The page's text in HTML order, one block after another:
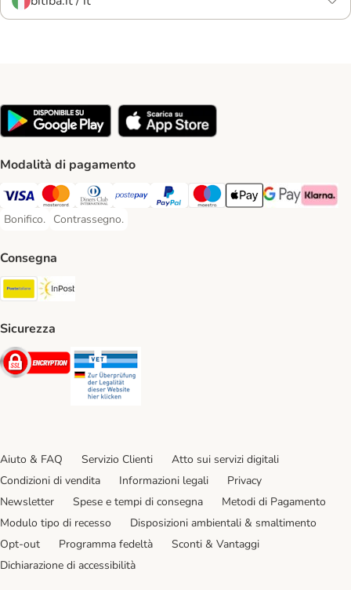
Modalità di pagamento
Visa. Payment Method
Mastercard. Payment Method
Diners Club. Payment Method
Postepay. Payment Method
PayPal. Payment Method
Maestro. Payment Method
Apple pay. Payment
Google Pay
Klarna
Bonifico.
Bonifico. Payment Method
Contrassegno.
Contrassegno. Payment Method
Consegna
Poste Italiane. Shipping Method
Sicurezza
Security
Aiuto & FAQ Servizio Clienti
Atto sui servizi digitali
Condizioni di vendita
Informazioni legali
Privacy
Newsletter
Spese e tempi di consegna
Metodi di Pagamento
Modulo tipo di recesso
Disposizioni ambientali & smaltimento
Opt-out
Programma fedeltà
Sconti & Vantaggi
Dichiarazione di accessibilità